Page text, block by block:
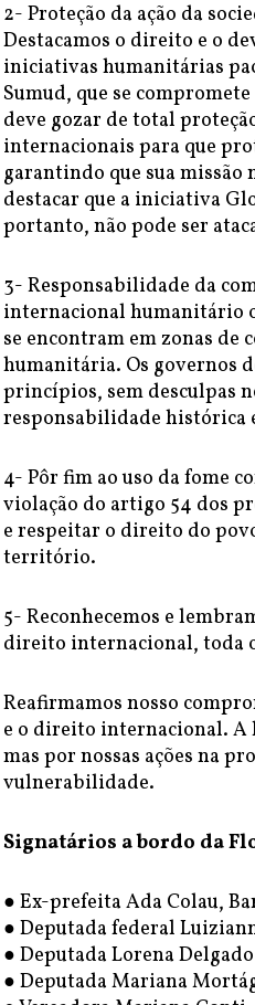
2- Proteção da ação da
Destacamos o direito e o
iniciativas humanitárias
Sumud, que se
deve gozar de total
internacionais para que
garantindo que sua missão
destacar que a iniciativa
portanto, não pode ser
3- Responsabilidade da
internacional humanitário
se encontram em zonas
humanitária. Os governos
princípios, sem desculpas
responsabilidade histórica
4- Pôr fim ao uso da fome
violação do artigo 54 dos
e respeitar o direito do
território.
5- Reconhecemos e
direito internacional, toda
Reafirmamos nosso
e o direito internacional. A
mas por nossas ações na
vulnerabilidade.
Signatários a bordo da
● Ex-prefeita Ada Colau,
● Deputada federal
● Deputada Lorena
● Deputada Mariana